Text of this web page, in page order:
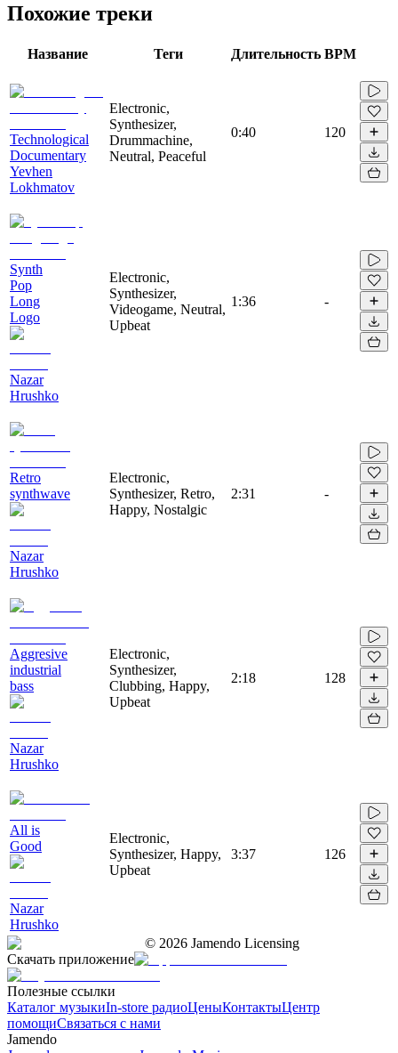
Похожие треки
Название Теги Длительность BPM
Technological
Documentary
Yevhen
Lokhmatov
Electronic,
Synthesizer,
Drummachine,
Neutral, Peaceful
0:40 120
Synth
Pop
Long
Logo
Nazar
Hrushko
Electronic,
Synthesizer,
Videogame, Neutral,
Upbeat
1:36 -
Retro
synthwave
Nazar
Hrushko
Electronic,
Synthesizer, Retro,
Happy, Nostalgic
2:31 -
Aggresive
industrial
bass
Nazar
Hrushko
Electronic,
Synthesizer,
Clubbing, Happy,
Upbeat
2:18 128
All is
Good
Nazar
Hrushko
Electronic,
Synthesizer, Happy,
Upbeat
3:37 126
© 2026 Jamendo Licensing
Скачать приложение
Полезные ссылки
Каталог музыкиIn-store радиоЦеныКонтактыЦентр
помощиСвязаться с нами
Jamendo